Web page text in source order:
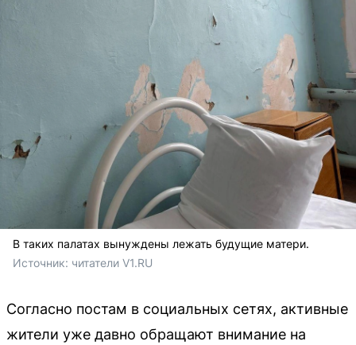
В таких палатах вынуждены лежать будущие матери.
Источник: читатели V1.RU
Согласно постам в социальных сетях, активные
жители уже давно обращают внимание на